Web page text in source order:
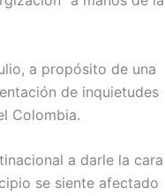
a propósito de una
de inquietudes
Colombia.
a darle la cara
se siente afectado